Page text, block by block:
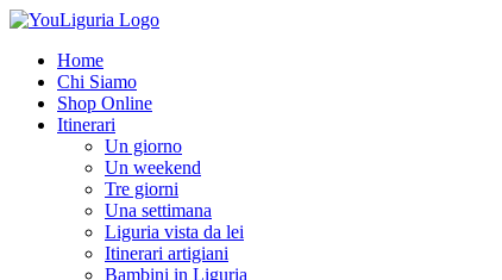
Home
Chi Siamo
Shop Online
Itinerari
Un giorno
Un weekend
Tre giorni
Una settimana
Liguria vista da lei
Itinerari artigiani
Bambini in Liguria